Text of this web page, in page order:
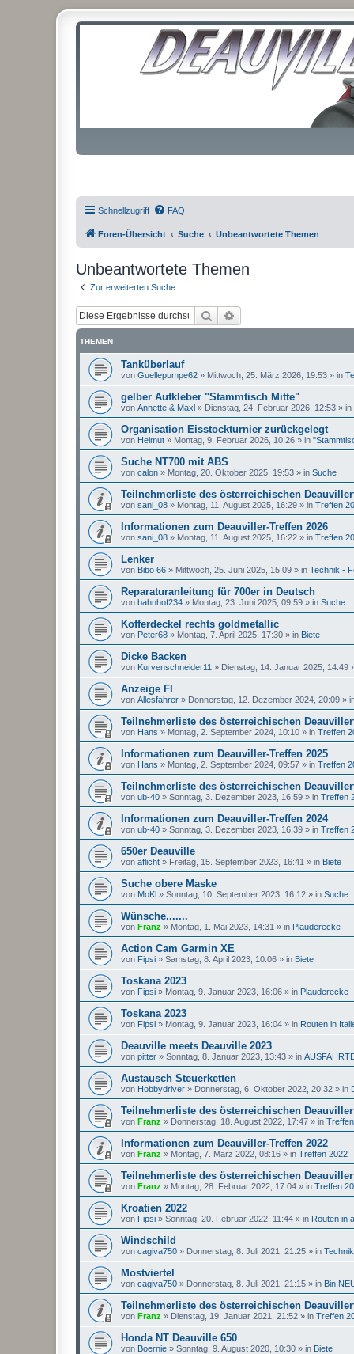
Schnellzugriff FAQ
Foren-Übersicht Suche Unbeantwortete Themen
Unbeantwortete Themen
Zur erweiterten Suche
Suche
THEMEN
Tanküberlauf
von Guellepumpe62 » Mittwoch, 25. März 2026, 19:53 » in
gelber Aufkleber "Stammtisch Mitte"
von Annette & Maxl » Dienstag, 24. Februar 2026, 12:53 » in
Organisation Eisstockturnier zurückgelegt
von Helmut » Montag, 9. Februar 2026, 10:26 » in
Suche NT700 mit ABS
von calon » Montag, 20. Oktober 2025, 19:53 » in Suche
Teilnehmerliste des österreichischen
von sani_08 » Montag, 11. August 2025, 16:29 » in Treffen
Informationen zum Deauviller-Treffen 2026
von sani_08 » Montag, 11. August 2025, 16:22 » in Treffen
Lenker
von Bibo 66 » Mittwoch, 25. Juni 2025, 15:09 » in Technik -
Reparaturanleitung für 700er in Deutsch
von bahnhof234 » Montag, 23. Juni 2025, 09:59 » in Suche
Kofferdeckel rechts goldmetallic
von Peter68 » Montag, 7. April 2025, 17:30 » in Biete
Dicke Backen
von Kurvenschneider11 » Dienstag, 14. Januar 2025, 14:49
Anzeige FI
von Allesfahrer » Donnerstag, 12. Dezember 2024, 20:09 »
Teilnehmerliste des österreichischen
von Hans » Montag, 2. September 2024, 10:10 » in Treffen
Informationen zum Deauviller-Treffen 2025
von Hans » Montag, 2. September 2024, 09:57 » in Treffen
Teilnehmerliste des österreichischen
von ub-40 » Sonntag, 3. Dezember 2023, 16:59 » in Treffen
Informationen zum Deauviller-Treffen 2024
von ub-40 » Sonntag, 3. Dezember 2023, 16:39 » in Treffen
650er Deauville
von aflicht » Freitag, 15. September 2023, 16:41 » in Biete
Suche obere Maske
von MoKl » Sonntag, 10. September 2023, 16:12 » in Suche
Wünsche.......
von Franz » Montag, 1. Mai 2023, 14:31 » in Plauderecke
Action Cam Garmin XE
von Fipsi » Samstag, 8. April 2023, 10:06 » in Biete
Toskana 2023
von Fipsi » Montag, 9. Januar 2023, 16:06 » in Plauderecke
Toskana 2023
von Fipsi » Montag, 9. Januar 2023, 16:04 » in Routen in
Deauville meets Deauville 2023
von pitter » Sonntag, 8. Januar 2023, 13:43 » in
Austausch Steuerketten
von Hobbydriver » Donnerstag, 6. Oktober 2022, 20:32 » in
Teilnehmerliste des österreichischen
von Franz » Donnerstag, 18. August 2022, 17:47 » in
Informationen zum Deauviller-Treffen 2022
von Franz » Montag, 7. März 2022, 08:16 » in Treffen 2022
Teilnehmerliste des österreichischen
von Franz » Montag, 28. Februar 2022, 17:04 » in Treffen
Kroatien 2022
von Fipsi » Sonntag, 20. Februar 2022, 11:44 » in Routen in
Windschild
von cagiva750 » Donnerstag, 8. Juli 2021, 21:25 » in
Mostviertel
von cagiva750 » Donnerstag, 8. Juli 2021, 21:15 » in Bin
Teilnehmerliste des österreichischen
von Franz » Dienstag, 19. Januar 2021, 21:52 » in Treffen
Honda NT Deauville 650
von Boernie » Sonntag, 9. August 2020, 10:30 » in Biete